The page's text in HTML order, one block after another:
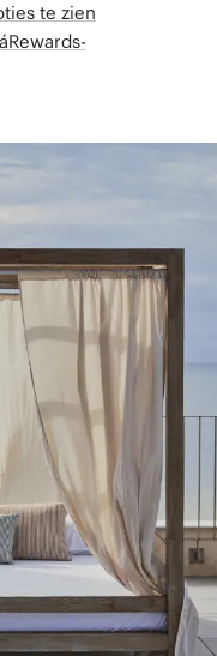
te zien